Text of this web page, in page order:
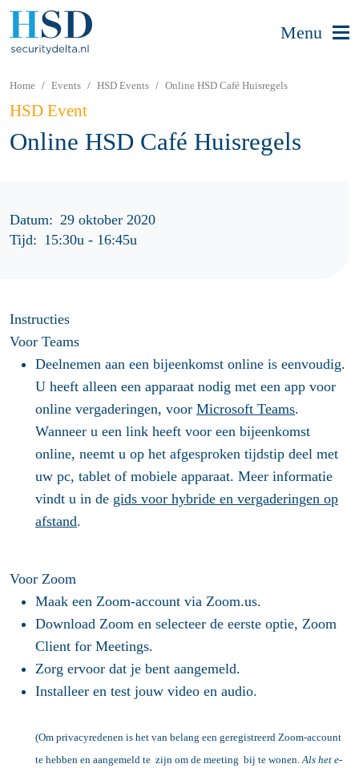
Menu
Home Events HSD Events Online HSD Café Huisregels
HSD Event
Online HSD Café Huisregels
Datum: 29 oktober 2020
Tijd: 15:30u- 16:45u
Instructies
Voor Teams
Deelnemen aan een bijeenkomst online is eenvoudig.
U heeft alleen een apparaat nodig met een app voor
online vergaderingen, voor Microsoft Teams.
Wanneer u een link heeft voor een bijeenkomst
online, neemt u op het afgesproken tijdstip deel met
uw pc, tablet of mobiele apparaat. Meer informatie
vindt u in de gids voor hybride en vergaderingen op
afstand.
Voor Zoom
Maak een Zoom-account via Zoom.us.
Download Zoom en selecteer de eerste optie, Zoom
Client for Meetings.
Zorg ervoor dat je bent aangemeld.
Installeer en test jouw video en audio.
(Om privacyredenen is het van belang een geregistreerd Zoom-account
te hebben en aangemeld te zijn om de meeting bij te wonen. Als het e-